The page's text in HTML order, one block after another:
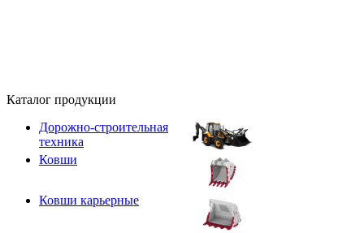
Каталог продукции
Дорожно-строительная
техника
Ковши
Ковши карьерные